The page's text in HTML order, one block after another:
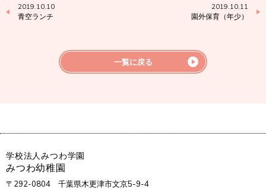
2019.10.10
青空ランチ
2019.10.11
園外保育（年少）
一覧に戻る
学校法人みつわ学園
みつわ幼稚園
〒292-0804
千葉県木更津市文京5-9-4